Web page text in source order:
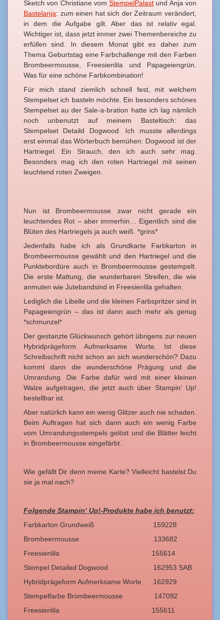
Sketch von Christiane vomStempelPalast und Anja von
Bastelanja: zum einen hat sich der Zeitraum verändert,
in dem die Aufgabe gilt. Aber das ist relativ egal.
Wichtiger ist, dass jetzt immer zwei Themenbereiche zu
erfüllen sind. In diesem Monat gibt es daher zum
Thema Geburtstag eine Farbchallenge mit den Farben
Brombeermousse, Freesienlila und Papageiengrün.
Was für eine schöne Farbkombination!
Für mich stand ziemlich schnell fest, mit welchem
Stempelset ich basteln möchte. Ein besonders schönes
Stempelset au der Sale-a-bration hatte ich lag nämlich
noch unbenutzt auf meinem Basteltisch: das
Stempelset Detaild Dogwood. Ich musste allerdings
erst einmal das Wörterbuch bemühen: Dogwood ist der
Hartriegel. Ein Strauch, den ich auch sehr mag.
Besonders mag ich den roten Hartriegel mit seinen
leuchtend roten Zweigen.
Nun ist Brombeermousse zwar nicht gerade ein
leuchtendes Rot – aber immerhin… Eigentlich sind die
Blüten des Hartriegels ja auch weiß. *grins*
Jedenfalls habe ich als Grundkarte Farbkarton in
Brombeermousse gewählt und den Hartriegel und die
Punktebordüre auch in Brombeermousse gestempelt.
Die erste Mattung, die wunderbaren Streifen, die wie
anmuten wie Jutebandsind in Freesienlila gehalten.
Lediglich die Libelle und die kleinen Farbspritzer sind in
Papageiengrün – das ist dann auch mehr als genug
*schmunzel*
Der gestanzte Glückwunsch gehört übrigens zur neuen
Hybridprägeform Aufmerksame Worte. Ist diese
Schreibschrift nicht schon an sich wunderschön? Dazu
kommt dann die wunderschöne Prägung und die
Umrandung. Die Farbe dafür wird mit einer kleinen
Walze aufgetragen, die jetzt auch über Stampin‘ Up!
bestellbar ist.
Aber natürlich kann ein wenig Glitzer auch nie schaden.
Beim Auftragen hat sich dann auch ein wenig Farbe
vom Umrandungsstempels gelöst und die Blätter leicht
in Brombeermousse eingefärbt.
Wie gefällt Dir denn meine Karte? Vielleicht bastelst Du
sie ja mal nach?
Folgende Stampin‘ Up!-Produkte habe ich benutzt:
Farbkarton Grundweiß 159228
Brombeermousse 133682
Freesienlila 155614
Stempel Detailed Dogwood 162953 SAB
Hybridprägeform Aufmerksame Worte 162929
Stempelfarbe Brombeermousse 147092
Freesienlila 155611